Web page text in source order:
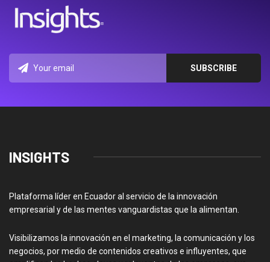
INSIGHTS
Plataforma líder en Ecuador al servicio de la innovación
empresarial y de las mentes vanguardistas que la alimentan.
Visibilizamos la innovación en el marketing, la comunicación y los
negocios, por medio de contenidos creativos e influyentes, que